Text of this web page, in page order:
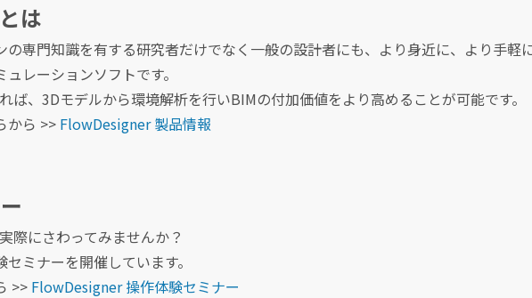
は
の専門知識を有する研究者だけでなく一般の設計者にも、より身近に、より手
レーションソフトです。
ば、3Dモデルから環境解析を行いBIMの付加価値をより高めることが可能です。
から >> FlowDesigner 製品情報
際にさわってみませんか？
ミナーを開催しています。
>> FlowDesigner 操作体験セミナー